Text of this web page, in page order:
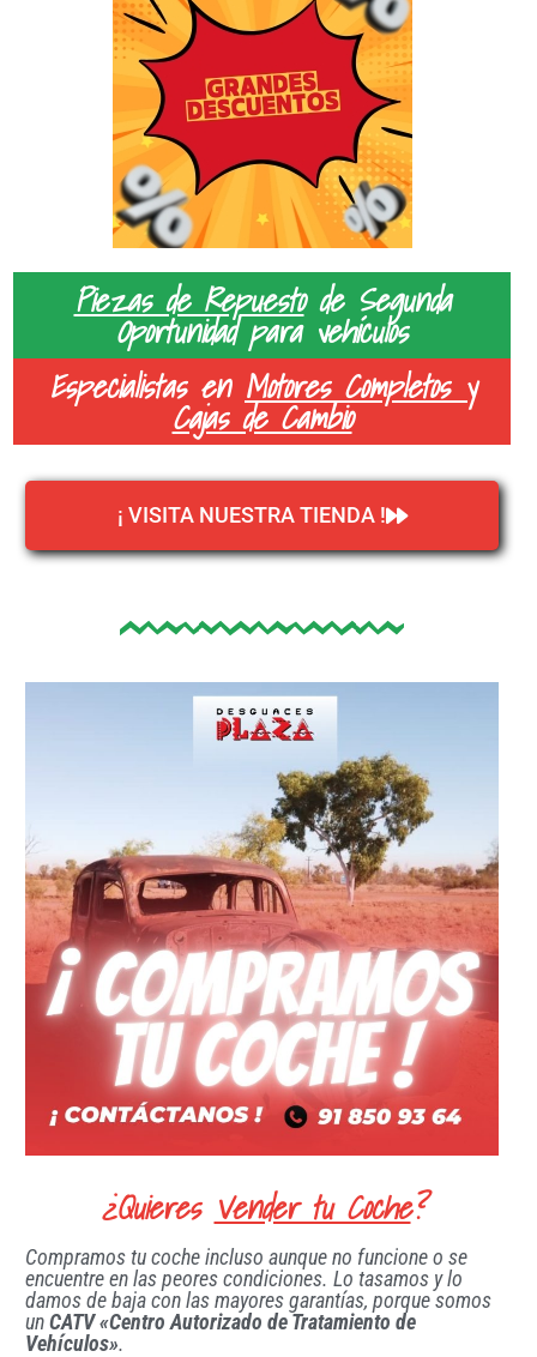
Piezas de Repuestode Segunda
Oportunidad para vehículos
Especialistas en Motores Completos y
Cajas de Cambio
¡ VISITA NUESTRA TIENDA !
¿Quieres Vender tu Coche?
Compramos tu coche incluso aunque no funcione o se
encuentre en las peores condiciones. Lo tasamos y lo
damos de baja con las mayores garantías, porque somos
unCATV «Centro Autorizado de Tratamiento de
Vehículos».